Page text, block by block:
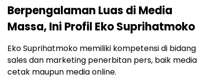
Berpengalaman Luas di Media
Massa, Ini Profil Eko Suprihatmoko
Eko Suprihatmoko memiliki kompetensi di bidang
sales dan marketing penerbitan pers, baik media
cetak maupun media online.